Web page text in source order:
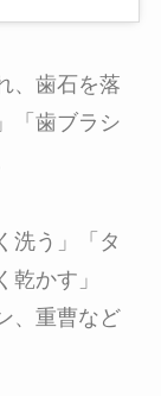
、歯石を落
「歯ブラシ
洗う」「タ
かす」
、重曹など